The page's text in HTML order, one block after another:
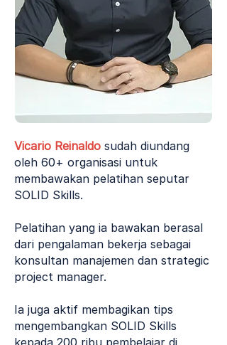
Vicario Reinaldo sudah diundang
oleh 60+ organisasi untuk
membawakan pelatihan seputar
SOLID Skills.
Pelatihan yang ia bawakan berasal
dari pengalaman bekerja sebagai
konsultan manajemen dan strategic
project manager.
Ia juga aktif membagikan tips
mengembangkan SOLID Skills
kepada 200 ribu pembelajar di